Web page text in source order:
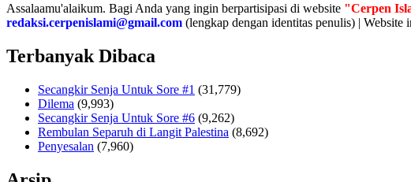
Assalaamu'alaikum. Bagi Anda yang ingin berpartisipasi di website "Cerpen
redaksi.cerpenislami@gmail.com (lengkap dengan identitas penulis) |
Terbanyak Dibaca
Secangkir Senja Untuk Sore #1 (31,779)
Dilema (9,993)
Secangkir Senja Untuk Sore #6 (9,262)
Rembulan Separuh di Langit Palestina (8,692)
Penyesalan (7,960)